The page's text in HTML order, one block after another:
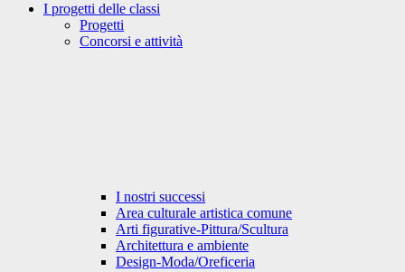
I progetti delle classi
Progetti
Concorsi e attività
I nostri successi
Area culturale artistica comune
Arti figurative-Pittura/Scultura
Architettura e ambiente
Design-Moda/Oreficeria